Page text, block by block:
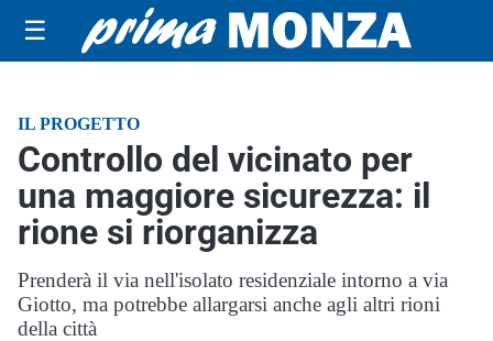
☰
IL PROGETTO
Controllo del vicinato per
una maggiore sicurezza: il
rione si riorganizza
Prenderà il via nell'isolato residenziale intorno a via
Giotto, ma potrebbe allargarsi anche agli altri rioni
della città